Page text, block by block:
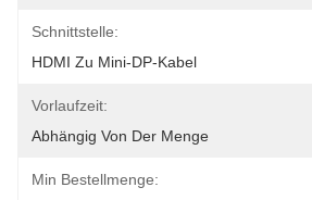
Schnittstelle:
HDMI Zu Mini-DP-Kabel
Vorlaufzeit:
Abhängig Von Der Menge
Min Bestellmenge: